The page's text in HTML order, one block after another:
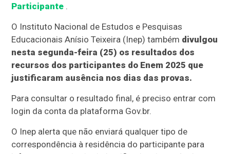
Participante .
O Instituto Nacional de Estudos e Pesquisas
Educacionais Anísio Teixeira (Inep) também divulgou
nesta segunda-feira (25) os resultados dos
recursos dos participantes do Enem 2025 que
justificaram ausência nos dias das provas.
Para consultar o resultado final, é preciso entrar com
login da conta da plataforma Gov.br.
O Inep alerta que não enviará qualquer tipo de
correspondência à residência do participante para